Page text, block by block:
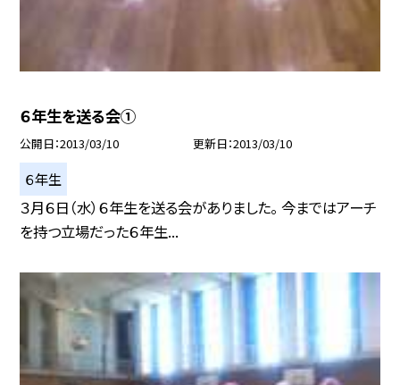
６年生を送る会①
公開日 2013/03/10 更新日 2013/03/10
６年生
３月６日（水）６年生を送る会がありました。 今まではアーチ
を持つ立場だった６年生...